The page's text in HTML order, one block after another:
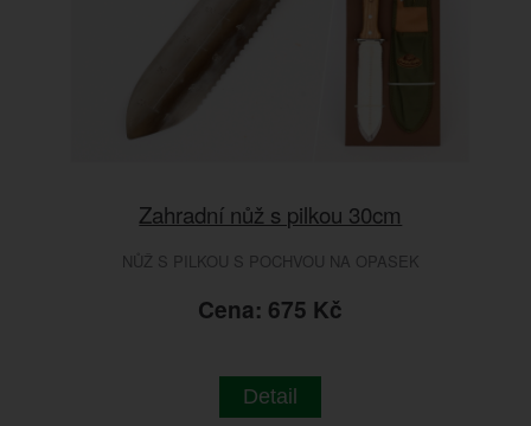
Zahradní nůž s pilkou 30cm
NŮŽ S PILKOU S POCHVOU NA OPASEK
Cena: 675 Kč
Detail